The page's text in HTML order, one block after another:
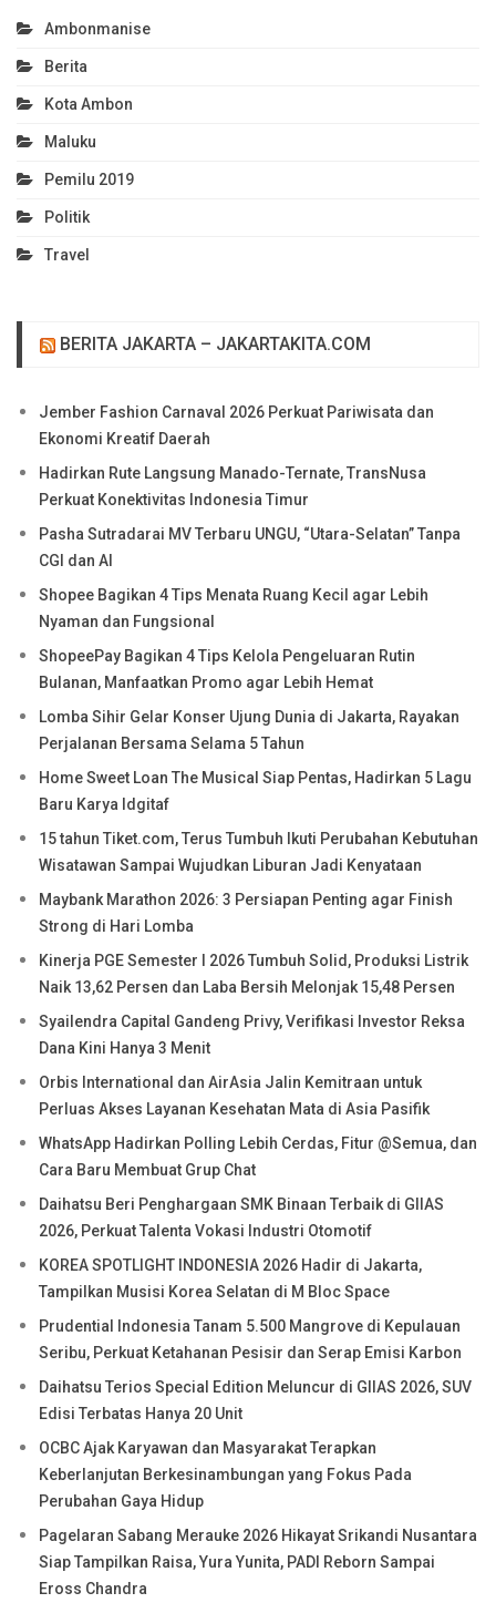
Ambonmanise
Berita
Kota Ambon
Maluku
Pemilu 2019
Politik
Travel
BERITA JAKARTA – JAKARTAKITA.COM
Jember Fashion Carnaval 2026 Perkuat Pariwisata dan
Ekonomi Kreatif Daerah
Hadirkan Rute Langsung Manado-Ternate, TransNusa
Perkuat Konektivitas Indonesia Timur
Pasha Sutradarai MV Terbaru UNGU, “Utara-Selatan” Tanpa
CGI dan AI
Shopee Bagikan 4 Tips Menata Ruang Kecil agar Lebih
Nyaman dan Fungsional
ShopeePay Bagikan 4 Tips Kelola Pengeluaran Rutin
Bulanan, Manfaatkan Promo agar Lebih Hemat
Lomba Sihir Gelar Konser Ujung Dunia di Jakarta, Rayakan
Perjalanan Bersama Selama 5 Tahun
Home Sweet Loan The Musical Siap Pentas, Hadirkan 5 Lagu
Baru Karya Idgitaf
15 tahun Tiket.com, Terus Tumbuh Ikuti Perubahan Kebutuhan
Wisatawan Sampai Wujudkan Liburan Jadi Kenyataan
Maybank Marathon 2026: 3 Persiapan Penting agar Finish
Strong di Hari Lomba
Kinerja PGE Semester I 2026 Tumbuh Solid, Produksi Listrik
Naik 13,62 Persen dan Laba Bersih Melonjak 15,48 Persen
Syailendra Capital Gandeng Privy, Verifikasi Investor Reksa
Dana Kini Hanya 3 Menit
Orbis International dan AirAsia Jalin Kemitraan untuk
Perluas Akses Layanan Kesehatan Mata di Asia Pasifik
WhatsApp Hadirkan Polling Lebih Cerdas, Fitur @Semua, dan
Cara Baru Membuat Grup Chat
Daihatsu Beri Penghargaan SMK Binaan Terbaik di GIIAS
2026, Perkuat Talenta Vokasi Industri Otomotif
KOREA SPOTLIGHT INDONESIA 2026 Hadir di Jakarta,
Tampilkan Musisi Korea Selatan di M Bloc Space
Prudential Indonesia Tanam 5.500 Mangrove di Kepulauan
Seribu, Perkuat Ketahanan Pesisir dan Serap Emisi Karbon
Daihatsu Terios Special Edition Meluncur di GIIAS 2026, SUV
Edisi Terbatas Hanya 20 Unit
OCBC Ajak Karyawan dan Masyarakat Terapkan
Keberlanjutan Berkesinambungan yang Fokus Pada
Perubahan Gaya Hidup
Pagelaran Sabang Merauke 2026 Hikayat Srikandi Nusantara
Siap Tampilkan Raisa, Yura Yunita, PADI Reborn Sampai
Eross Chandra